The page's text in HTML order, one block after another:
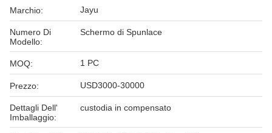
Marchio: Jayu
Numero Di
Modello:
Schermo di Spunlace
MOQ: 1 PC
Prezzo: USD3000-30000
Dettagli Dell'
Imballaggio:
custodia in compensato